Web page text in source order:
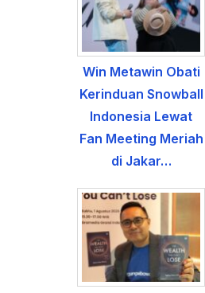
Win Metawin Obati
Kerinduan Snowball
Indonesia Lewat
Fan Meeting Meriah
di Jakar…